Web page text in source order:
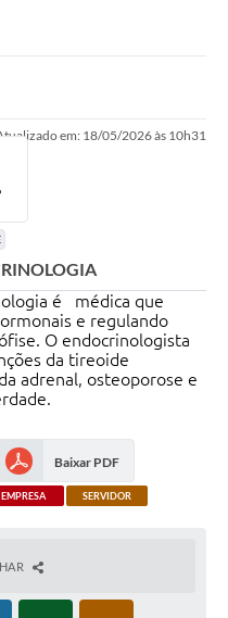
Fazenda
em: 18/05/2026 às 10h31
é médica que
e regulando
O endocrinologista
da tireoide
adrenal, osteoporose e
Baixar PDF
EMPRESA SERVIDOR